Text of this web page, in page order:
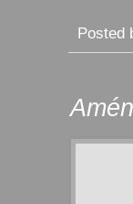
Posted